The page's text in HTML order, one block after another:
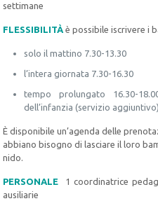
settimane
FLESSIBILITÀè possibile iscrivere i
solo il mattino 7.30-13.30
l’intera giornata 7.30-16.30
tempo prolungato 16.30-
dell’infanzia (servizio aggiuntivo)
È disponibile un’agenda delle
abbiano bisogno di lasciare il loro
nido.
PERSONALE 1 coordinatrice
ausiliarie